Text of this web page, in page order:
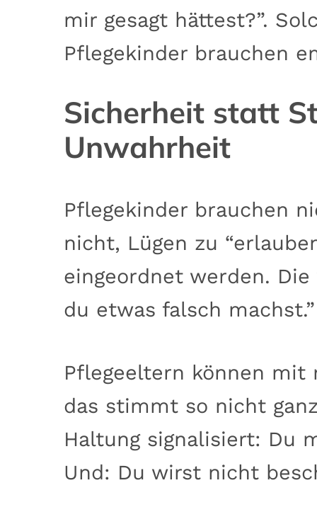
mir gesagt hättest?”.
Pflegekinder brauchen
Sicherheit statt
Unwahrheit
Pflegekinder brauchen
nicht, Lügen zu
eingeordnet werden.
du etwas falsch machst.”
Pflegeeltern können mit
das stimmt so nicht
Haltung signalisiert: Du
Und: Du wirst nicht